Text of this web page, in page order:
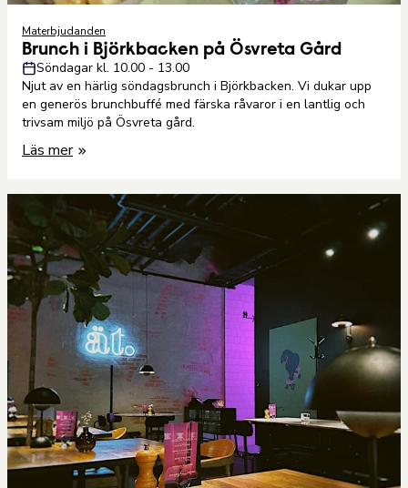
Materbjudanden
Brunch i Björkbacken på Ösvreta Gård
Söndagar kl. 10.00 - 13.00
Njut av en härlig söndagsbrunch i Björkbacken. Vi dukar upp
en generös brunchbuffé med färska råvaror i en lantlig och
trivsam miljö på Ösvreta gård.
Läs mer